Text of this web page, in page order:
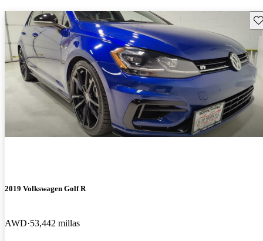
2019 Volkswagen Golf R
AWD 53,442 millas